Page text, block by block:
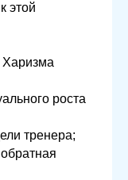
этой
Харизма
роста
тренера;